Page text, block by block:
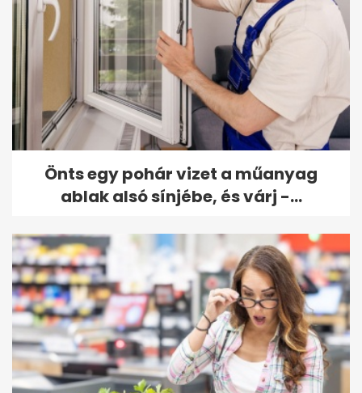
Önts egy pohár vizet a műanyag
ablak alsó sínjébe, és várj -...